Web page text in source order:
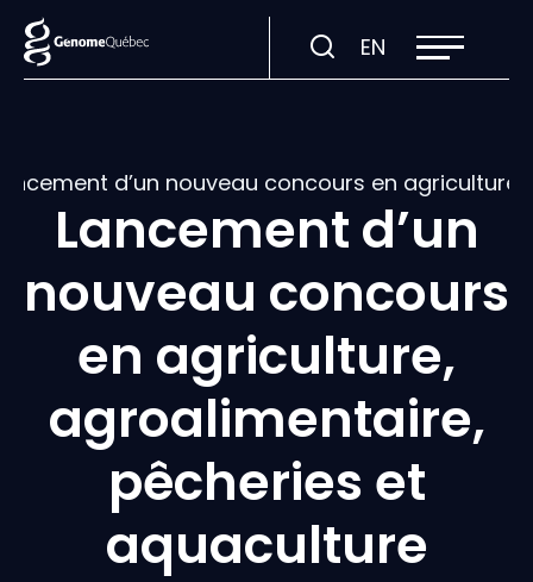
EN Visiter
la
:
English.
la
navigation
du
d’un nouveau concours en
Lancement d’un
nouveau concours
en agriculture,
agroalimentaire,
pêcheries et
aquaculture